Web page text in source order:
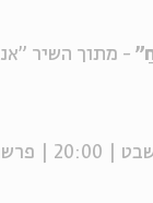
- מתוך השיר